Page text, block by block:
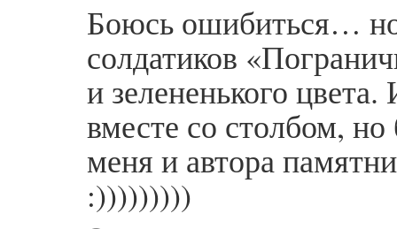
Боюсь ошибиться…
солдатиков
и зелененького
вместе со столбом,
меня и автора
:)))))))))